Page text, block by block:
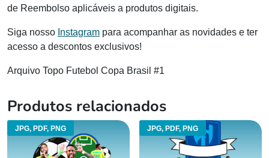
de Reembolso aplicáveis a produtos digitais.
Siga nosso Instagram para acompanhar as novidades e ter
acesso a descontos exclusivos!
Arquivo Topo Futebol Copa Brasil #1
Produtos relacionados
JPG, PDF, PNG JPG, PDF, PNG